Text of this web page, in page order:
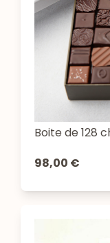
Boite de 128
98,00 €